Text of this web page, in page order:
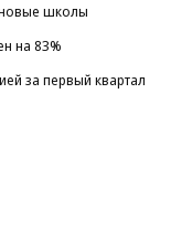
новые школы
на 83%
за первый квартал